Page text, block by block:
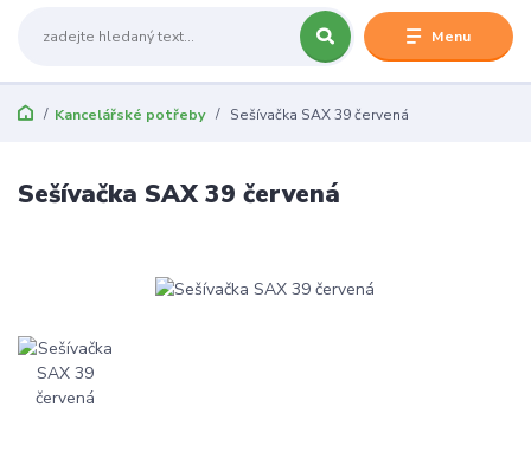
Menu
Kancelářské potřeby Sešívačka SAX 39 červená
Sešívačka SAX 39 červená